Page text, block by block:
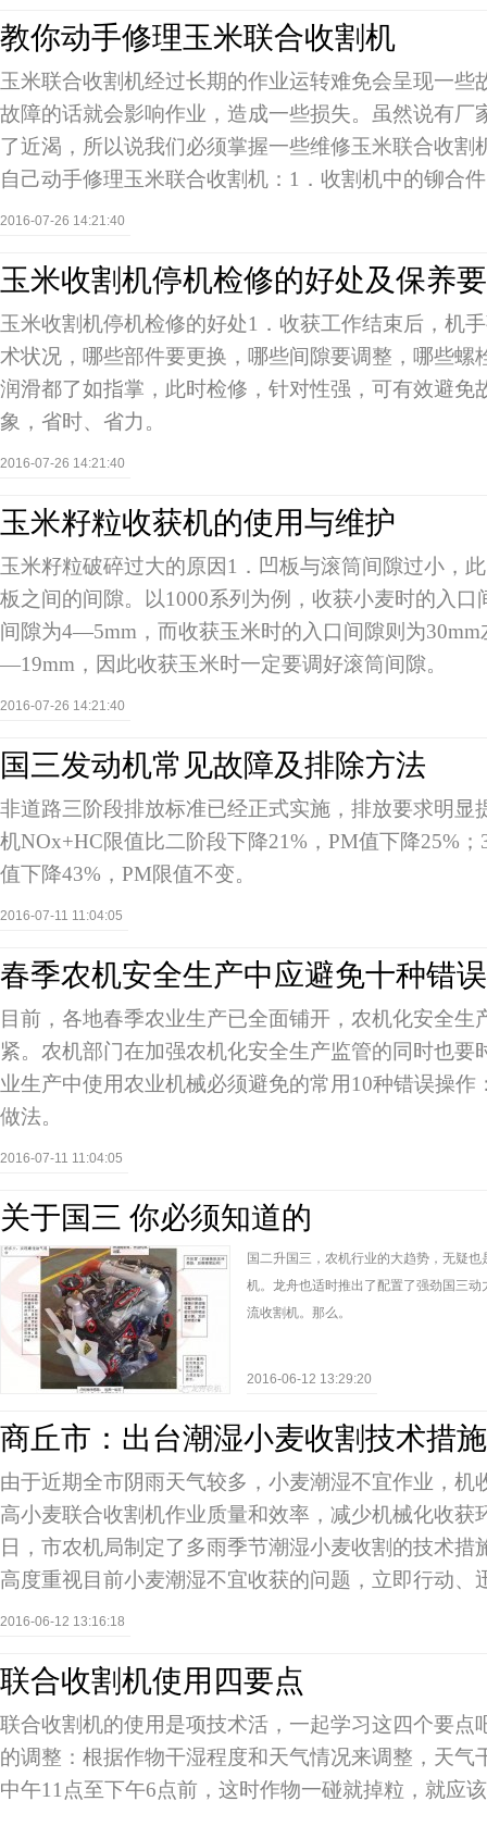
教你动手修理玉米联合收割机
玉米联合收割机经过长期的作业运转难免会呈现一些
故障的话就会影响作业，造成一些损失。虽然说有厂
了近渴，所以说我们必须掌握一些维修玉米联合收割
自己动手修理玉米联合收割机：1．收割机中的铆合
2016-07-26 14:21:40
玉米收割机停机检修的好处及保养
玉米收割机停机检修的好处1．收获工作结束后，机
术状况，哪些部件要更换，哪些间隙要调整，哪些螺
润滑都了如指掌，此时检修，针对性强，可有效避免
象，省时、省力。
2016-07-26 14:21:40
玉米籽粒收获机的使用与维护
玉米籽粒破碎过大的原因1．凹板与滚筒间隙过小，
板之间的间隙。以1000系列为例，收获小麦时的入
间隙为4—5mm，而收获玉米时的入口间隙则为
—19mm，因此收获玉米时一定要调好滚筒间隙。
2016-07-26 14:21:40
国三发动机常见故障及排除方法
非道路三阶段排放标准已经正式实施，排放要求明显
机NOx+HC限值比二阶段下降21%，PM值下降25%
值下降43%，PM限值不变。
2016-07-11 11:04:05
春季农机安全生产中应避免十种错
目前，各地春季农业生产已全面铺开，农机化安全生
紧。农机部门在加强农机化安全生产监管的同时也要
业生产中使用农业机械必须避免的常用10种错误操作
做法。
2016-07-11 11:04:05
关于国三 你必须知道的
国二升国三，农机行业的大趋势，无疑
机。龙舟也适时推出了配置了强劲国三动
流收割机。那么。
2016-06-12 13:29:20
商丘市：出台潮湿小麦收割技术措施
由于近期全市阴雨天气较多，小麦潮湿不宜作业，机
高小麦联合收割机作业质量和效率，减少机械化收获
日，市农机局制定了多雨季节潮湿小麦收割的技术措
高度重视目前小麦潮湿不宜收获的问题，立即行动、
2016-06-12 13:16:18
联合收割机使用四要点
联合收割机的使用是项技术活，一起学习这四个要点
的调整：根据作物干湿程度和天气情况来调整，天气
中午11点至下午6点前，这时作物一碰就掉粒，就应